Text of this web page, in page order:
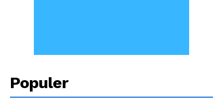
Populer